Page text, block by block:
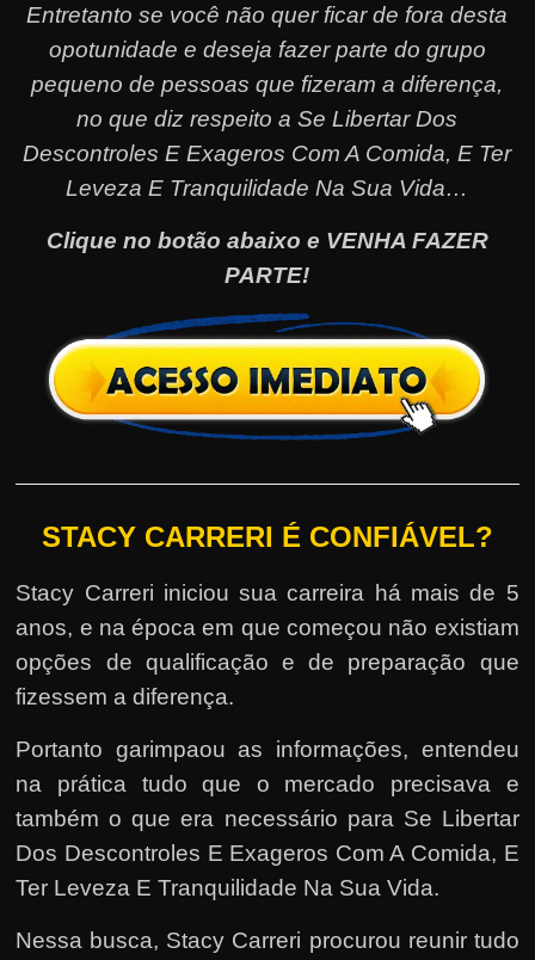
Entretanto se você não quer ficar de fora desta
opotunidade e deseja fazer parte do grupo
pequeno de pessoas que fizeram a diferença,
no que diz respeito a Se Libertar Dos
Descontroles E Exageros Com A Comida, E Ter
Leveza E Tranquilidade Na Sua Vida…
Clique no botão abaixo e VENHA FAZER
PARTE!
STACY CARRERI É CONFIÁVEL?
Stacy Carreri iniciou sua carreira há mais de 5
anos, e na época em que começou não existiam
opções de qualificação e de preparação que
fizessem a diferença.
Portanto garimpaou as informações, entendeu
na prática tudo que o mercado precisava e
também o que era necessário para Se Libertar
Dos Descontroles E Exageros Com A Comida, E
Ter Leveza E Tranquilidade Na Sua Vida.
Nessa busca, Stacy Carreri procurou reunir tudo